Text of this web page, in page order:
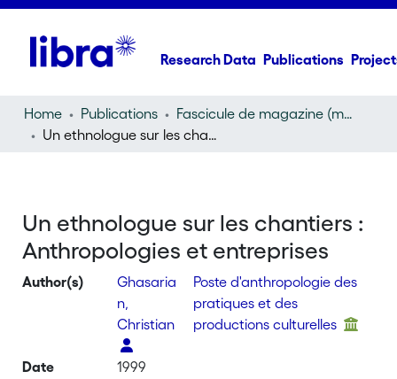
Research Data Publications
Home Publications
Fascicule de magazine (magazine)
Un ethnologue sur les chantiers : Anthropologies et entreprises
Un ethnologue sur les chantiers :
Anthropologies et entreprises
Author(s)
Ghasaria
n,
Christian
Poste d'anthropologie des
pratiques et des
productions culturelles
Date
1999